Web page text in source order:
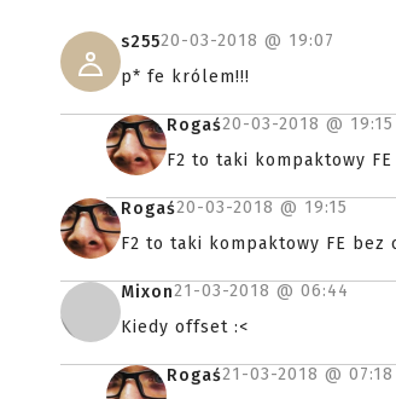
s25520-03-2018 @ 19:07
p* fe królem!!!
Rogaś20-03-2018 @ 19:15
F2 to taki kompaktowy
Rogaś20-03-2018 @ 19:15
F2 to taki kompaktowy FE bez
Mixon21-03-2018 @ 06:44
Kiedy offset :<
Rogaś21-03-2018 @ 07:18